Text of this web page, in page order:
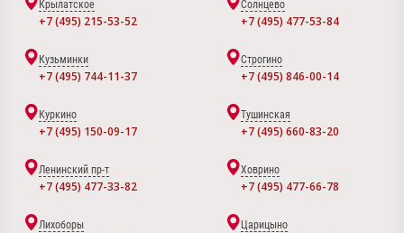
Крылатское
+7 (495) 215-53-52
Солнцево
+7 (495) 477-53-84
Кузьминки
+7 (495) 744-11-37
Строгино
+7 (495) 846-00-14
Куркино
+7 (495) 150-09-17
Тушинская
+7 (495) 660-83-20
Ленинский пр-т
+7 (495) 477-33-82
Ховрино
+7 (495) 477-66-78
Лихоборы Царицыно